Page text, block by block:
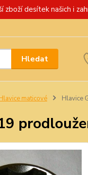
desítek našich i
Hledat
maticové Hlavice